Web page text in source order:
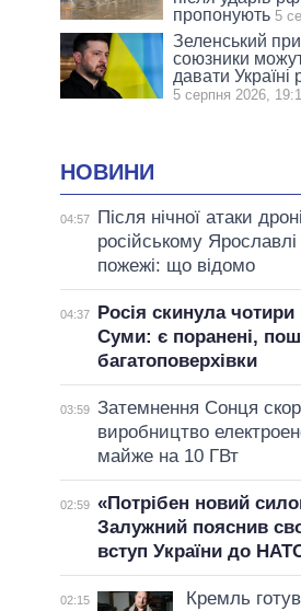
пропонують 5
Зеленський
союзники
давати Україні
5 серпня 2026,
НОВИНИ
04:57
Після нічної атаки
російському
пожежі: що відомо
04:37
Росія скинула
Суми: є поранені,
багатоповерхівки
03:59 Затемнення Сонця
виробництво
майже на 10 ГВт
02:59 «Потрібен новий
Залужний пояснив
вступ України до
02:15
Кремль